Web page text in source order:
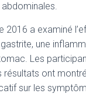
2016 a examiné
une
Les
résultats ont
sur les